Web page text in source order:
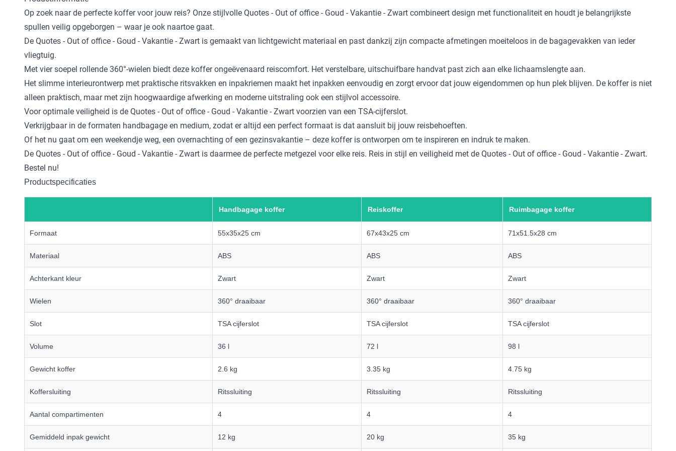
Op zoek naar de perfecte koffer voor jouw reis? Onze stijlvolle Quotes - Out of office - Goud - Vakantie - Zwart combineert design met functionaliteit en houdt je belangrijkste
spullen veilig opgeborgen – waar je ook naartoe gaat.
De Quotes - Out of office - Goud - Vakantie - Zwart is gemaakt van lichtgewicht materiaal en past dankzij zijn compacte afmetingen moeiteloos in de bagagevakken van ieder
vliegtuig.
Met vier soepel rollende 360°-wielen biedt deze koffer ongeëvenaard reiscomfort. Het verstelbare, uitschuifbare handvat past zich aan elke lichaamslengte aan.
Het slimme interieurontwerp met praktische ritsvakken en inpakriemen maakt het inpakken eenvoudig en zorgt ervoor dat jouw eigendommen op hun plek blijven. De koffer is niet
alleen praktisch, maar met zijn hoogwaardige afwerking en moderne uitstraling ook een stijlvol accessoire.
Voor optimale veiligheid is de Quotes - Out of office - Goud - Vakantie - Zwart voorzien van een TSA-cijferslot.
Verkrijgbaar in de formaten handbagage en medium, zodat er altijd een perfect formaat is dat aansluit bij jouw reisbehoeften.
Of het nu gaat om een weekendje weg, een overnachting of een gezinsvakantie – deze koffer is ontworpen om te inspireren en indruk te maken.
De Quotes - Out of office - Goud - Vakantie - Zwart is daarmee de perfecte metgezel voor elke reis. Reis in stijl en veiligheid met de Quotes - Out of office - Goud - Vakantie - Zwart.
Bestel nu!
Productspecificaties
Handbagage koffer Reiskoffer Ruimbagage koffer
Formaat 55x35x25 cm 67x43x25 cm 71x51.5x28 cm
Materiaal ABS ABS ABS
Achterkant kleur Zwart Zwart Zwart
Wielen 360° draaibaar 360° draaibaar 360° draaibaar
Slot TSA cijferslot TSA cijferslot TSA cijferslot
Volume 36 l 72 l 98 l
Gewicht koffer 2.6 kg 3.35 kg 4.75 kg
Koffersluiting Ritssluiting Ritssluiting Ritssluiting
Aantal compartimenten 4 4 4
Gemiddeld inpak gewicht 12 kg 20 kg 35 kg